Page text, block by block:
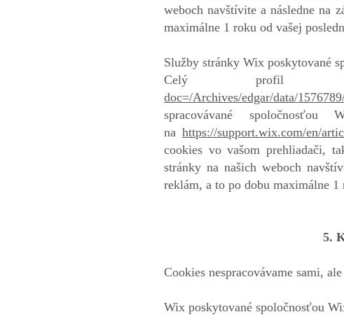
weboch navštívite a následne na
maximálne 1 roku od vašej
Služby stránky Wix poskytované
Celý profil
doc=/Archives/edgar/data/
spracovávané
nahttps://support.wix.com/en/
cookies vo vašom prehliadači,
stránky na našich weboch
reklám, a to po dobu maximálne
5.
Cookies nespracovávame sami,
Wix poskytované spoločnosťou